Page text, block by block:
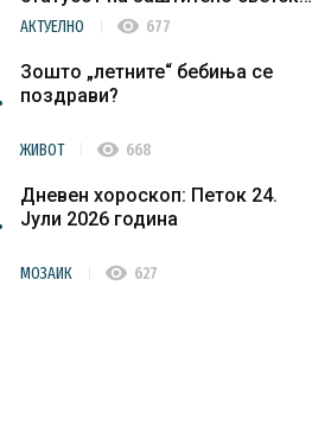
културно наследство
АКТУЕЛНО visibility 677
Зошто „летните“ бебиња се
поздрави?
ЖИВОТ visibility 668
Дневен хороскоп: Петок 24.
Јули 2026 година
МОЗАИК visibility 627